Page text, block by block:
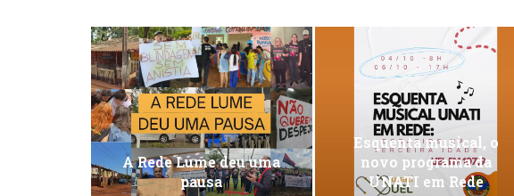
A Rede Lume deu uma
pausa
Esquenta musical, o
novo programa da
UNATI em Rede